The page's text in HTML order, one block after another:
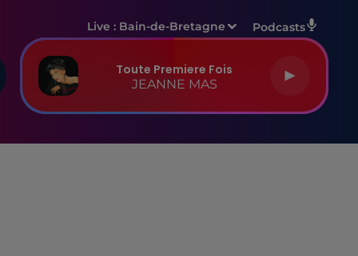
Live : Bain-de-Bretagne Podcasts
Toute Premiere Fois
JEANNE MAS